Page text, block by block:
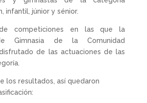
infantil, júnior y sénior.
competiciones en las que la
Gimnasia de la Comunidad
de las actuaciones de las
los resultados, así quedaron